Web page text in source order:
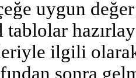
uygun
ilgili
sonra